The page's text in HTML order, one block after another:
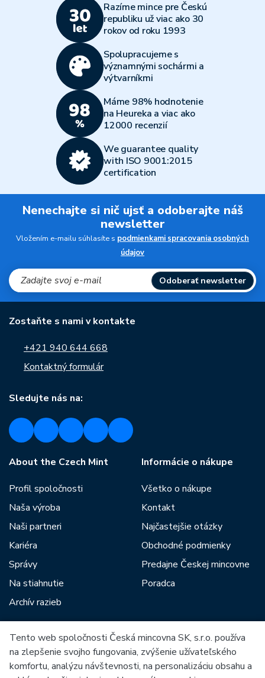
Razíme mince pre Českú
republiku už viac ako 30
rokov od roku 1993
Spolupracujeme s
významnými sochármi a
výtvarníkmi
Máme 98% hodnotenie
na Heureka a viac ako
12000 recenzií
We guarantee quality
with ISO 9001:2015
certification
Nenechajte si nič ujsť a odoberajte náš
newsletter
Vložením e-mailu súhlasíte s podmienkami spracovania osobných
údajov
Odoberať newsletter
Zostaňte s nami v kontakte
+421 940 644 668
Kontaktný formulár
Sledujte nás na:
About the Czech Mint
Profil spoločnosti
Naša výroba
Naši partneri
Kariéra
Správy
Na stiahnutie
Archív razieb
Informácie o nákupe
Všetko o nákupe
Kontakt
Najčastejšie otázky
Obchodné podmienky
Predajne Českej mincovne
Poradca
Medzi našich partnerov patria:
Tento web spoločnosti Česká mincovna SK, s.r.o. používa
na zlepšenie svojho fungovania, zvýšenie užívateľského
komfortu, analýzu návštevnosti, na personalizáciu obsahu a